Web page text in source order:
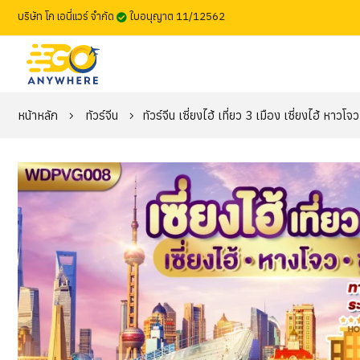
บริษัท โก เอนี่แวร์ จำกัด ใบอนุญาต 11/12562
หน้าหลัก ทัวร์จีน ทัวร์จีน เซี่ยงไฮ้ เที่ยว 3 เมือง เซี่ยงไฮ้ หาวโ